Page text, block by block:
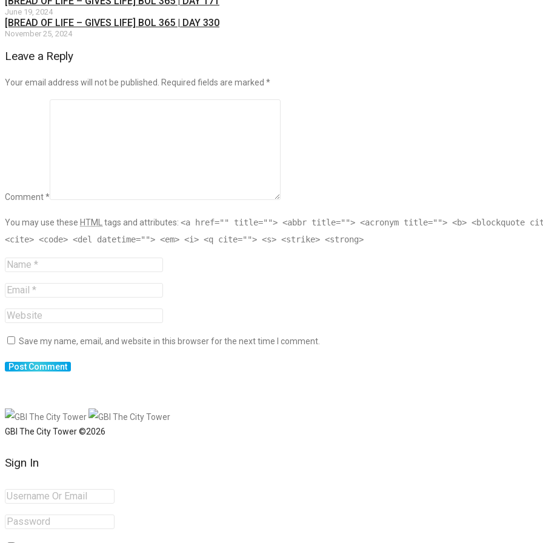
June 19, 2024
[BREAD OF LIFE – GIVES LIFE] BOL 365 | DAY 330
November 25, 2024
Leave a Reply
Your email address will not be published. Required fields are marked *
Comment *
You may use these HTML tags and attributes: <a href="" title=""> <abbr title=""> <acronym title=""> <b> <blockquote
<cite> <code> <del datetime=""> <em> <i> <q cite=""> <s> <strike> <strong>
Save my name, email, and website in this browser for the next time I comment.
GBI The City Tower ©2026
Sign In